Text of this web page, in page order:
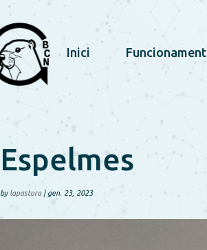
Inici Funcionament
Espelmes
by lapastora| gen. 23, 2023